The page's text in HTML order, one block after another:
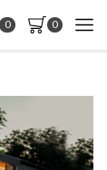
0 0